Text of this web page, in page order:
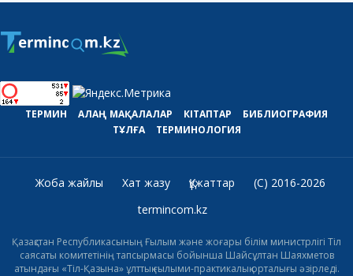
ТЕРМИН АЛАҢ МАҚАЛАЛАР КІТАПТАР
БИБЛИОГРАФИЯ
ТҰЛҒА
ТЕРМИНОЛОГИЯ
Жоба жайлы Хат жазу Құжаттар
(C) 2016-2026
termincom.kz
Қазақстан Республикасының Ғылым және жоғары білім министрлігі Тіл
саясаты комитетінің тапсырмасы бойынша Шайсұлтан Шаяхметов
атындағы «Тіл-Қазына» ұлттық ғылыми-практикалық орталығы әзірледі.